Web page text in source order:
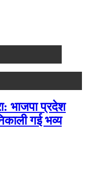
भाजपा प्रदेश
गई भव्य